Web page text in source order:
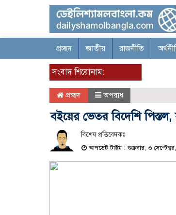
প্রচ্ছদ জাতীয় রাজনীতি
সংবাদ শিরোনাম:
প্রচ্ছদ অপরাধ
বইয়ের ভেতর বিদেশি পিস্তল,
বিশেষ প্রতিবেদকঃ
আপডেট টাইম : শুক্রবার, ৩